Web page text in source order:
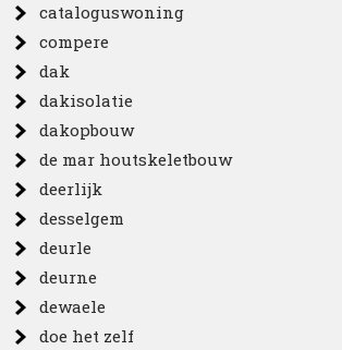
cataloguswoning
compere
dak
dakisolatie
dakopbouw
de mar houtskeletbouw
deerlijk
desselgem
deurle
deurne
dewaele
doe het zelf